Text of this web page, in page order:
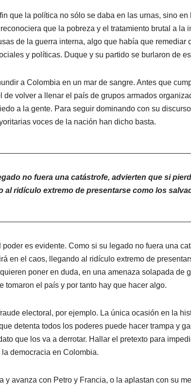
que la política no sólo se daba en las urnas, sino
que la pobreza y el tratamiento brutal a la
de la guerra interna, algo que había que remediar
y políticas. Duque y su partido se burlaron de
a Colombia en un mar de sangre. Antes que
de volver a llenar el país de grupos armados
a la gente. Para seguir dominando con su
voces de la nación han dicho basta.
no fuera una catástrofe, advierten que si
al ridículo extremo de presentarse como los
poder es evidente. Como si su legado no fuera una
en el caos, llegando al ridículo extremo de
poner en duda, en una amenaza solapada de
tomaron el país y por tanto hay que hacer algo.
electoral, por ejemplo. La única ocasión en la
detenta todos los poderes puede hacer trampa y
que los va a derrotar. Hallar el pretexto para
la democracia en Colombia.
y avanza con Petro y Francia, o la aplastan con su